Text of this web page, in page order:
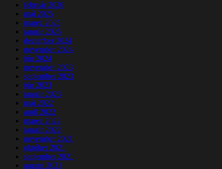
február 2026
máj 2025
marec 2025
január 2025
december 2024
november 2024
jún 2024
november 2023
september 2023
jún 2023
január 2023
máj 2022
apríl 2022
marec 2022
január 2022
november 2021
október 2021
september 2021
august 2021